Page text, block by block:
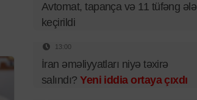
Avtomat, tapança və 11 tüfəng ələ
keçirildi
13:00
İran əməliyyatları niyə təxirə
salındı?Yeni iddia ortaya çıxdı